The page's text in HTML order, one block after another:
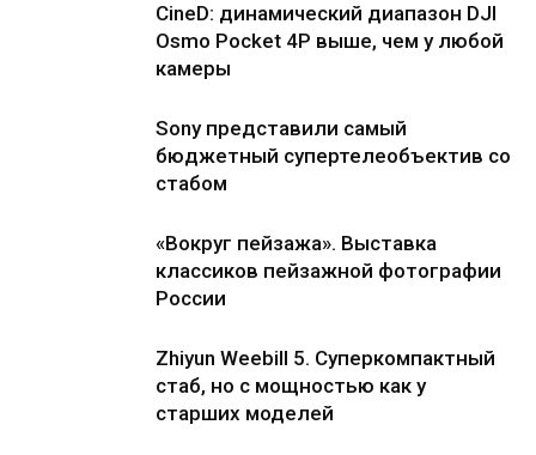
CineD: динамический диапазон DJI
Osmo Pocket 4P выше, чем у любой
камеры
Sony представили самый
бюджетный супертелеобъектив со
стабом
«Вокруг пейзажа». Выставка
классиков пейзажной фотографии
России
Zhiyun Weebill 5. Cуперкомпактный
стаб, но с мощностью как у
старших моделей